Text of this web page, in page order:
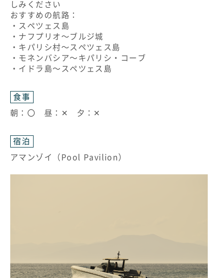
しみください
おすすめの航路：
・スペツェス島
・ナフプリオ〜ブルジ城
・キパリシ村〜スペツェス島
・モネンバシア〜キパリシ・コーブ
・イドラ島〜スペツェス島
食事
朝：〇 昼：✕ 夕：✕
宿泊
アマンゾイ（Pool Pavilion）